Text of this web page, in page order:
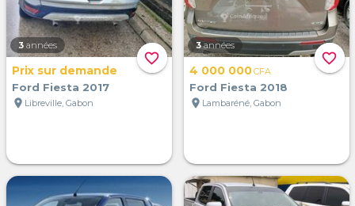
favorite_border
3 années
Prix sur demande
Ford Fiesta 2017
location_on Libreville, Gabon
favorite_border
3 années
4 000 000CFA
Ford Fiesta 2018
location_on Lambaréné, Gabon